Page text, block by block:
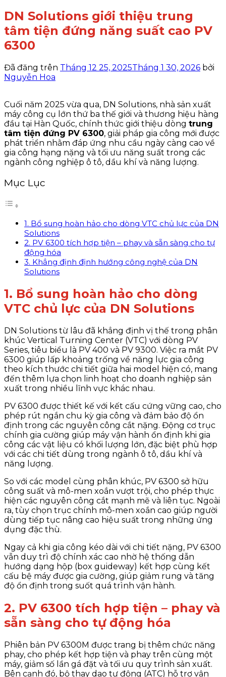
DN Solutions giới thiệu trung
tâm tiện đứng năng suất cao PV
6300
Đã đăng trên Tháng 12 25, 2025Tháng 1 30, 2026 bởi
Nguyễn Hoa
Cuối năm 2025 vừa qua, DN Solutions, nhà sản xuất
máy công cụ lớn thứ ba thế giới và thương hiệu hàng
đầu tại Hàn Quốc, chính thức giới thiệu dòng trung
tâm tiện đứng PV 6300, giải pháp gia công mới được
phát triển nhằm đáp ứng nhu cầu ngày càng cao về
gia công hạng nặng và tối ưu năng suất trong các
ngành công nghiệp ô tô, dầu khí và năng lượng.
Mục Lục
1. Bổ sung hoàn hảo cho dòng VTC chủ lực của DN
Solutions
2. PV 6300 tích hợp tiện – phay và sẵn sàng cho tự
động hóa
3. Khẳng định định hướng công nghệ của DN
Solutions
1. Bổ sung hoàn hảo cho dòng
VTC chủ lực của DN Solutions
DN Solutions từ lâu đã khẳng định vị thế trong phân
khúc Vertical Turning Center (VTC) với dòng PV
Series, tiêu biểu là PV 400 và PV 9300. Việc ra mắt PV
6300 giúp lấp khoảng trống về năng lực gia công
theo kích thước chi tiết giữa hai model hiện có, mang
đến thêm lựa chọn linh hoạt cho doanh nghiệp sản
xuất trong nhiều lĩnh vực khác nhau.
PV 6300 được thiết kế với kết cấu cứng vững cao, cho
phép rút ngắn chu kỳ gia công và đảm bảo độ ổn
định trong các nguyên công cắt nặng. Động cơ trục
chính gia cường giúp máy vận hành ổn định khi gia
công các vật liệu có khối lượng lớn, đặc biệt phù hợp
với các chi tiết dùng trong ngành ô tô, dầu khí và
năng lượng.
So với các model cùng phân khúc, PV 6300 sở hữu
công suất và mô-men xoắn vượt trội, cho phép thực
hiện các nguyên công cắt mạnh mẽ và liên tục. Ngoài
ra, tùy chọn trục chính mô-men xoắn cao giúp người
dùng tiếp tục nâng cao hiệu suất trong những ứng
dụng đặc thù.
Ngay cả khi gia công kéo dài với chi tiết nặng, PV 6300
vẫn duy trì độ chính xác cao nhờ hệ thống dẫn
hướng dạng hộp (box guideway) kết hợp cùng kết
cấu bệ máy được gia cường, giúp giảm rung và tăng
độ ổn định trong suốt quá trình vận hành.
2. PV 6300 tích hợp tiện – phay và
sẵn sàng cho tự động hóa
Phiên bản PV 6300M được trang bị thêm chức năng
phay, cho phép kết hợp tiện và phay trên cùng một
máy, giảm số lần gá đặt và tối ưu quy trình sản xuất.
Bên cạnh đó, bộ thay dao tự động (ATC) hỗ trợ vận